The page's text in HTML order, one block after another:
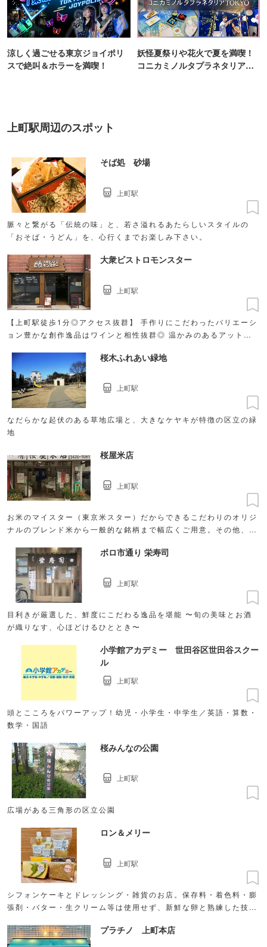
涼しく過ごせる東京ジョイポリ
スで絶叫＆ホラーを満喫！
妖怪夏祭りや花火で夏を満喫！
コニカミノルタプラネタリア
上町駅周辺のスポット
そば処 砂場
脈々と繋がる「伝統の味」と、若さ溢れるあたらしいスタイルの
「おそば・うどん」を、心行くまでお楽しみ下さい。
上町駅
大衆ビストロモンスター
【上町駅徒歩1分◎アクセス抜群】 手作りにこだわったバリエーシ
ョン豊かな創作逸品はワインと相性抜群◎ 温かみのあるアットホ
上町駅
桜木ふれあい緑地
なだらかな起伏のある草地広場と、大きなケヤキが特徴の区立の緑
地
上町駅
桜屋米店
お米のマイスター（東京米スター）だからできるこだわりのオリジ
ナルのブレンド米から一般的な銘柄まで幅広くご用意。その他、ご
上町駅
ボロ市通り 栄寿司
目利きが厳選した、鮮度にこだわる逸品を堪能 〜旬の美味とお酒
が織りなす、心ほどけるひととき〜
上町駅
小学館アカデミー 世田谷区世田谷スクー
ル
頭とこころをパワーアップ！幼児・小学生・中学生／英語・算数・
数学・国語
上町駅
桜みんなの公園
広場がある三角形の区立公園
上町駅
ロン＆メリー
シフォンケーキとドレッシング・雑貨のお店。保存料・着色料・膨
張剤・バター・生クリーム等は使用せず、新鮮な卵と熟練した技術
上町駅
プラチノ 上町本店